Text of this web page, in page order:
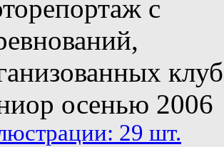
с
осенью 2006
29 шт.